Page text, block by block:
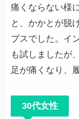
痛くならない様
と、かかとが脱
プスでした。イ
も試しましたが
足が痛くなり、
30代女性